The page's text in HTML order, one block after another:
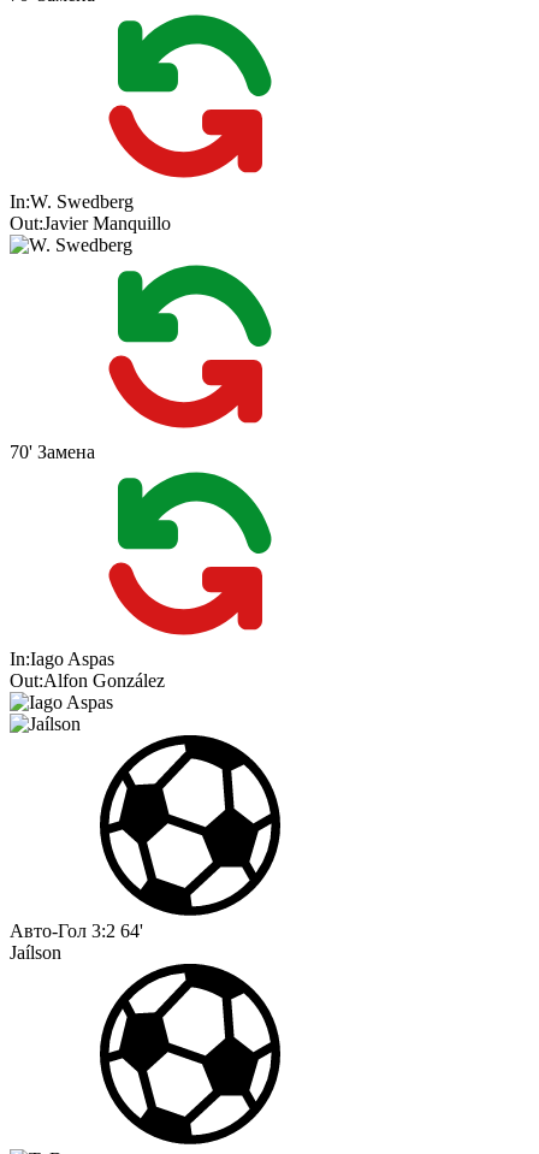
In:W. Swedberg
Out:Javier Manquillo
70' Замена
In:Iago Aspas
Out:Alfon González
Авто-Гол 3:2 64'
Jaílson